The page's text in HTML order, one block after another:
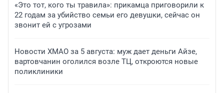
«Это тот, кого ты травила»: прикамца приговорили к
22 годам за убийство семьи его девушки, сейчас он
звонит ей с угрозами
Новости ХМАО за 5 августа: муж дает деньги Айзе,
вартовчанин оголился возле ТЦ, откроются новые
поликлиники